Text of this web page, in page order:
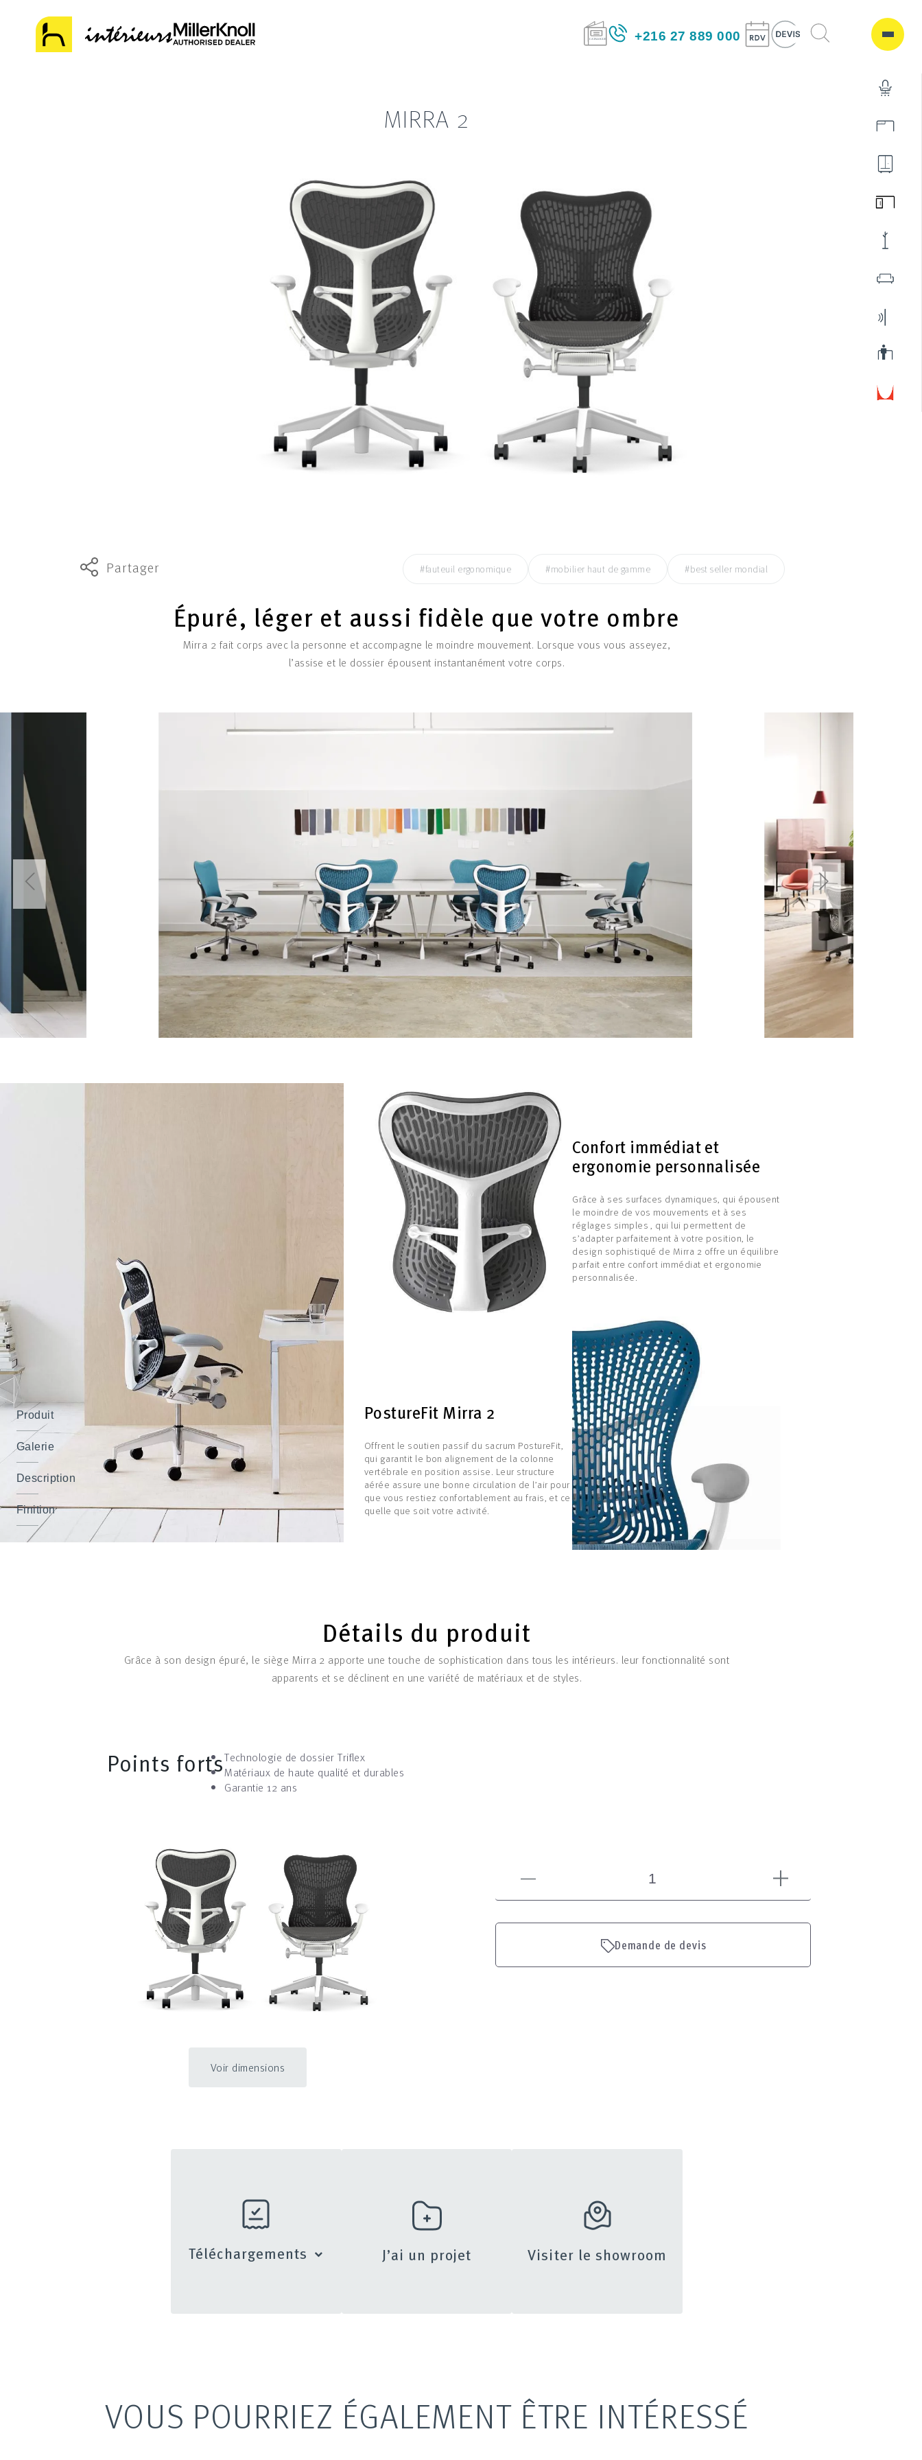
+216 27 889 000
Produit
Galerie
Description
Finition
MIRRA 2
#fauteuil ergonomique #mobilier haut de gamme #best seller mondial
Partager
Épuré, léger et aussi fidèle que votre ombre
Mirra 2 fait corps avec la personne et accompagne le moindre mouvement. Lorsque vous vous asseyez,
l’assise et le dossier épousent instantanément votre corps.
Confort immédiat et
ergonomie personnalisée
Grâce à ses surfaces dynamiques, qui épousent
le moindre de vos mouvements et à ses
réglages simples , qui lui permettent de
s’adapter parfaitement à votre position, le
design sophistiqué de Mirra 2 offre un équilibre
parfait entre confort immédiat et ergonomie
personnalisée.
PostureFit Mirra 2
Offrent le soutien passif du sacrum PostureFit,
qui garantit le bon alignement de la colonne
vertébrale en position assise. Leur structure
aérée assure une bonne circulation de l’air pour
que vous restiez confortablement au frais, et ce
quelle que soit votre activité.
Détails du produit
Grâce à son design épuré, le siège Mirra 2 apporte une touche de sophistication dans tous les intérieurs. leur fonctionnalité sont
apparents et se déclinent en une variété de matériaux et de styles.
Points fortsTechnologie de dossier Triflex
Matériaux de haute qualité et durables
Garantie 12 ans
Voir dimensions
Demande de devis
Téléchargements J’ai un projet Visiter le showroom
VOUS POURRIEZ ÉGALEMENT ÊTRE INTÉRESSÉ